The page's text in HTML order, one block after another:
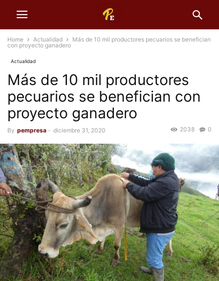
Home Actualidad
Más de 10 mil productores pecuarios se benefician
con proyecto ganadero
Actualidad
Más de 10 mil productores
pecuarios se benefician con
proyecto ganadero
By pempresa - diciembre 31, 2020 0
2038